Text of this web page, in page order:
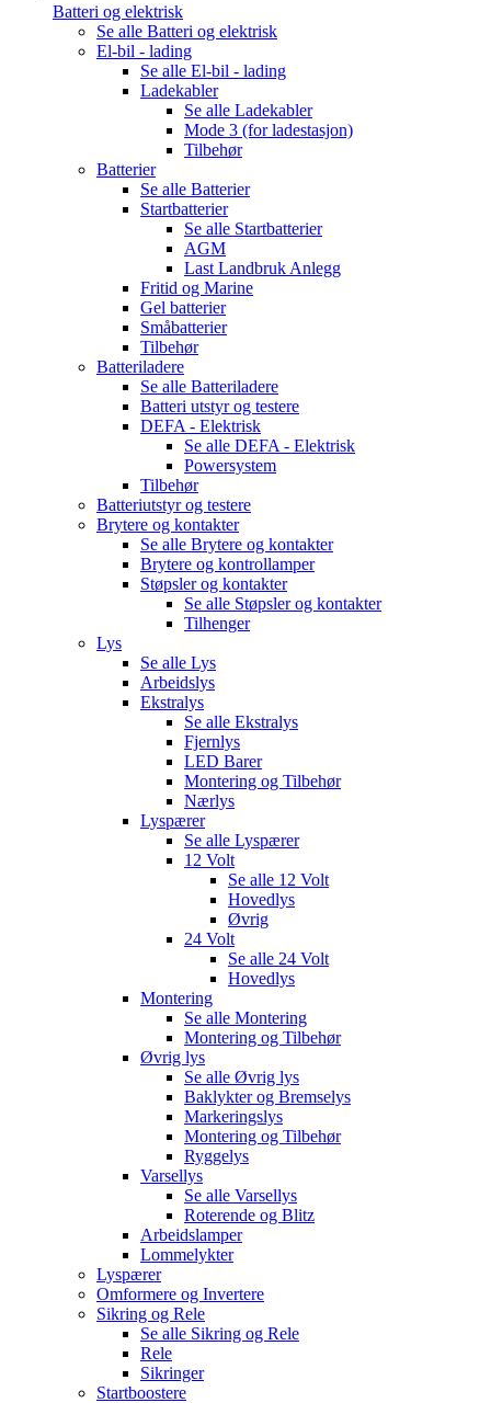
Batteri og elektrisk
Se alle Batteri og elektrisk
El-bil - lading
Se alle El-bil - lading
Ladekabler
Se alle Ladekabler
Mode 3 (for ladestasjon)
Tilbehør
Batterier
Se alle Batterier
Startbatterier
Se alle Startbatterier
AGM
Last Landbruk Anlegg
Fritid og Marine
Gel batterier
Småbatterier
Tilbehør
Batteriladere
Se alle Batteriladere
Batteri utstyr og testere
DEFA - Elektrisk
Se alle DEFA - Elektrisk
Powersystem
Tilbehør
Batteriutstyr og testere
Brytere og kontakter
Se alle Brytere og kontakter
Brytere og kontrollamper
Støpsler og kontakter
Se alle Støpsler og kontakter
Tilhenger
Lys
Se alle Lys
Arbeidslys
Ekstralys
Se alle Ekstralys
Fjernlys
LED Barer
Montering og Tilbehør
Nærlys
Lyspærer
Se alle Lyspærer
12 Volt
Se alle 12 Volt
Hovedlys
Øvrig
24 Volt
Se alle 24 Volt
Hovedlys
Montering
Se alle Montering
Montering og Tilbehør
Øvrig lys
Se alle Øvrig lys
Baklykter og Bremselys
Markeringslys
Montering og Tilbehør
Ryggelys
Varsellys
Se alle Varsellys
Roterende og Blitz
Arbeidslamper
Lommelykter
Lyspærer
Omformere og Invertere
Sikring og Rele
Se alle Sikring og Rele
Rele
Sikringer
Startboostere